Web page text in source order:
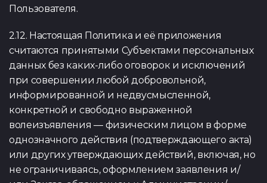
Пользователя.
2.12. Настоящая Политика и её приложения
считаются принятыми Субъектами персональных
данных без каких-либо оговорок и исключений
при совершении любой добровольной,
информированной и недвусмысленной,
конкретной и свободно выраженной
волеизъявления — физическим лицом в форме
однозначного действия (подтверждающего акта)
или других утверждающих действий, включая, но
не ограничиваясь, оформлением заявления и/